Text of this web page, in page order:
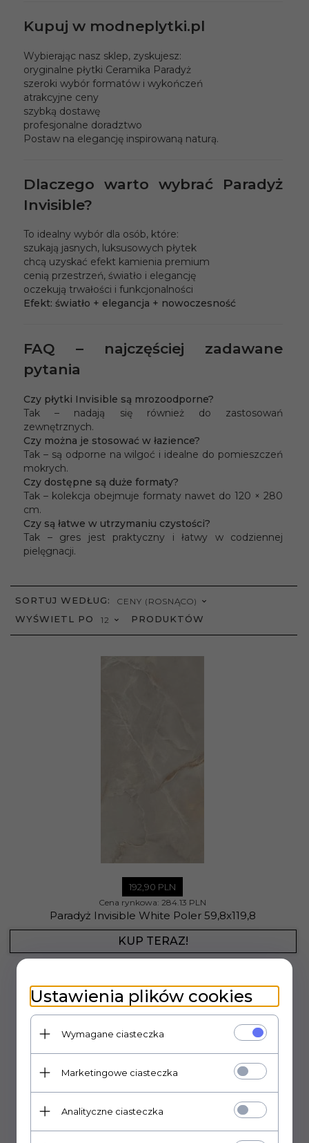
Kupuj w modneplytki.pl
Wybierając nasz sklep, zyskujesz:
oryginalne płytki Ceramika Paradyż
szeroki wybór formatów i wykończeń
atrakcyjne ceny
szybką dostawę
profesjonalne doradztwo
Postaw na elegancję inspirowaną naturą.
Dlaczego warto wybrać Paradyż
Invisible?
To idealny wybór dla osób, które:
szukają jasnych, luksusowych płytek
chcą uzyskać efekt kamienia premium
cenią przestrzeń, światło i elegancję
oczekują trwałości i funkcjonalności
Efekt: światło + elegancja + nowoczesność
FAQ – najczęściej zadawane
pytania
Czy płytki Invisible są mrozoodporne?
Tak – nadają się również do zastosowań
zewnętrznych.
Czy można je stosować w łazience?
Tak – są odporne na wilgoć i idealne do pomieszczeń
mokrych.
Czy dostępne są duże formaty?
Tak – kolekcja obejmuje formaty nawet do 120 × 280
cm.
Czy są łatwe w utrzymaniu czystości?
Tak – gres jest praktyczny i łatwy w codziennej
pielęgnacji.
SORTUJ WEDŁUG: SORT
CENY (ROSNĄCO)
WYŚWIETL PO POP
12 PRODUKTÓW
192, 90 PLN
Cena rynkowa: 284.13 PLN
Paradyż Invisible White Poler 59,8x119,8
KUP TERAZ!
Ustawienia plików cookies
Wymagane ciasteczka
Marketingowe ciasteczka
Analityczne ciasteczka